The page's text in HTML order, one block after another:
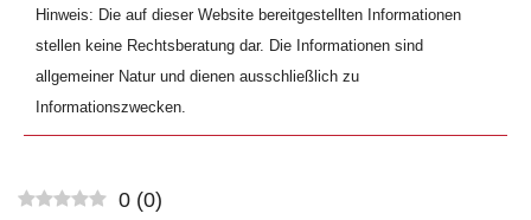
Hinweis: Die auf dieser Website bereitgestellten Informationen
stellen keine Rechtsberatung dar. Die Informationen sind
allgemeiner Natur und dienen ausschließlich zu
Informationszwecken.
0 (0)